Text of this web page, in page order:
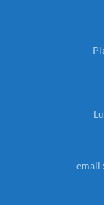
email :